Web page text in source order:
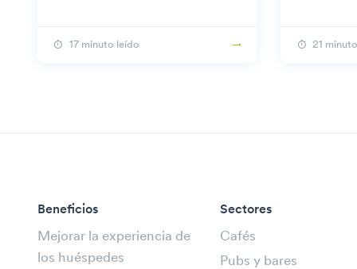
17 minuto leído 21
Beneficios
Mejorar la experiencia de
los huéspedes
Sectores
Cafés
Pubs y bares